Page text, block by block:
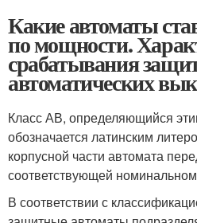
Какие автоматы
по мощности.
срабатывания
автоматических
Класс АВ, определяющийся
обозначается латинским
корпусной части автомата
соответствующей
В соответствии с